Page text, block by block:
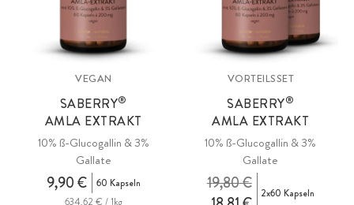
VEGAN
SABERRY®
AMLA EXTRAKT
10% ß-Glucogallin & 3%
Gallate
9,90 €
60 Kapseln
634,62 € / 1kg
VORTEILSSET
SABERRY®
AMLA EXTRAKT
10% ß-Glucogallin & 3%
Gallate
19,80 € 2x60 Kapseln